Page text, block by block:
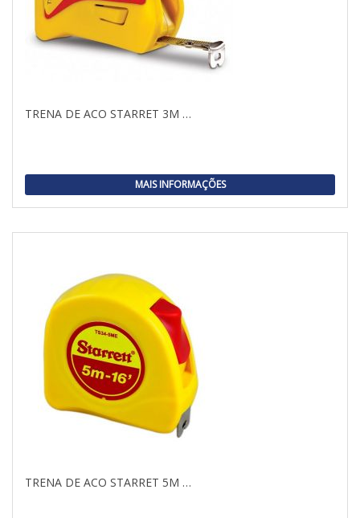
TRENA DE ACO STARRET 3M …
MAIS INFORMAÇÕES
TRENA DE ACO STARRET 5M …